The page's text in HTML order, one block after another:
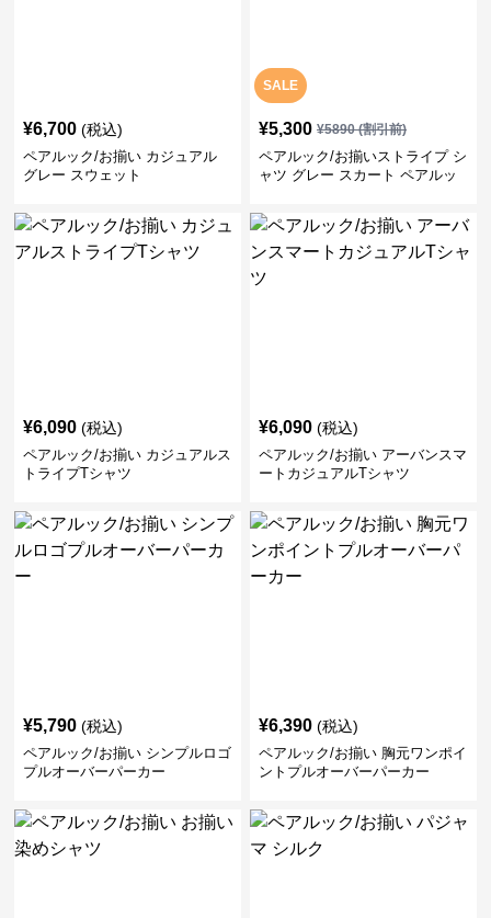
¥6,700 (税込)
ペアルック/お揃い カジュアル
グレー スウェット
SALE
¥5,300 ¥5890(割引前)
ペアルック/お揃いストライプ シ
ャツ グレー スカート ペアルッ
¥6,090 (税込)
ペアルック/お揃い カジュアルス
トライプTシャツ
¥6,090 (税込)
ペアルック/お揃い アーバンスマ
ートカジュアルTシャツ
¥5,790 (税込)
ペアルック/お揃い シンプルロゴ
プルオーバーパーカー
¥6,390 (税込)
ペアルック/お揃い 胸元ワンポイ
ントプルオーバーパーカー